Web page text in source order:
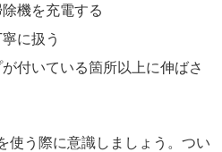
機を充電する
に扱う
付いている箇所以上に伸ばさ
使う際に意識しましょう。つい